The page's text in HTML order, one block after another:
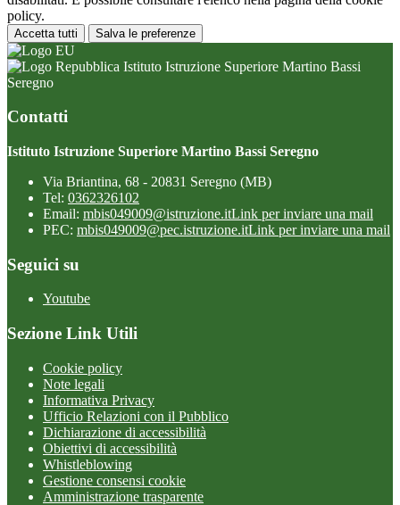
policy.
Accetta tutti Salva le preferenze
Istituto Istruzione Superiore Martino Bassi
Seregno
Contatti
Istituto Istruzione Superiore Martino Bassi Seregno
Via Briantina, 68 - 20831 Seregno (MB)
Tel: 0362326102
Email: mbis049009@istruzione.itLink per inviare una mail
PEC: mbis049009@pec.istruzione.itLink per inviare una mail
Seguici su
Youtube
Sezione Link Utili
Cookie policy
Note legali
Informativa Privacy
Ufficio Relazioni con il Pubblico
Dichiarazione di accessibilità
Obiettivi di accessibilità
Whistleblowing
Gestione consensi cookie
Amministrazione trasparente